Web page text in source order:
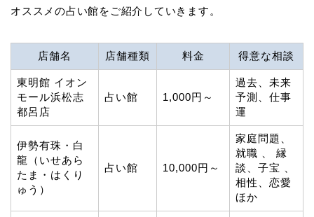
オススメの占い館をご紹介していきます。
店舗名 店舗種類 料金 得意な相談
東明館 イオン
モール浜松志
都呂店
占い館 1,000円～
過去、未来
予測、仕事
運
伊勢有珠・白
龍（いせあら
たま・はくり
ゅう）
占い館 10,000円～
家庭問題、
就職 、 縁
談、子宝 、
相性、恋愛
ほか